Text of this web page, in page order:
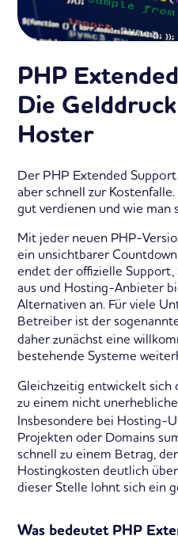
PHP
Die
Hoster
Der PHP Extended
aber schnell zur
gut verdienen und wie man
Mit jeder neuen PHP-
ein unsichtbarer
endet der offizielle
aus und Hosting-Anbieter
Alternativen an. Für viele
Betreiber ist der
daher zunächst eine
bestehende Systeme
Gleichzeitig entwickelt sich
zu einem nicht
Insbesondere bei Hosting-
Projekten oder Domains
schnell zu einem Betrag,
Hostingkosten deutlich
dieser Stelle lohnt sich ein
Was bedeutet PHP